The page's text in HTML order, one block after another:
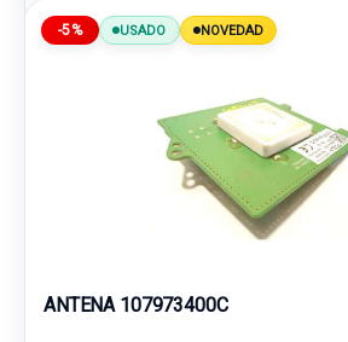
-5% USADO NOVEDAD
ANTENA 107973400C